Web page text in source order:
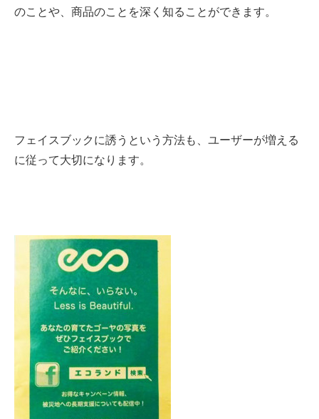
のことや、商品のことを深く知ることができます。
フェイスブックに誘うという方法も、ユーザーが増える
に従って大切になります。